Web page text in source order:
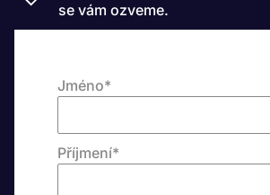
se vám ozveme.
Jméno*
Příjmení*